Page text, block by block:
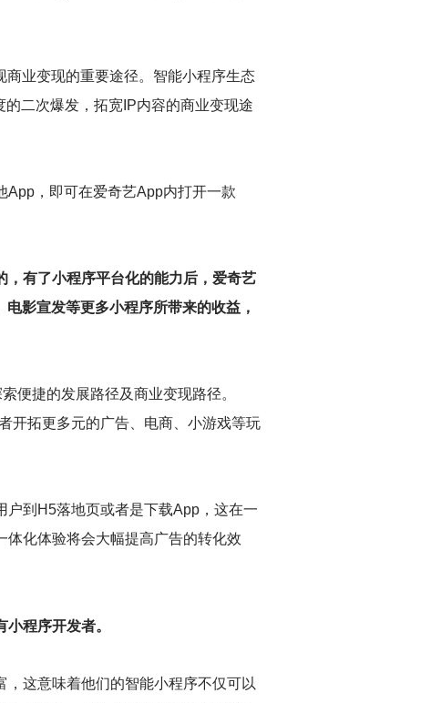
业变现的重要途径。智能小程序生态
二次爆发，拓宽IP内容的商业变现途
App，即可在爱奇艺App内打开一款
有了小程序平台化的能力后，爱奇艺
影宣发等更多小程序所带来的收益，
便捷的发展路径及商业变现路径。
开拓更多元的广告、电商、小游戏等玩
到H5落地页或者是下载App，这在一
化体验将会大幅提高广告的转化效
程序开发者。
这意味着他们的智能小程序不仅可以